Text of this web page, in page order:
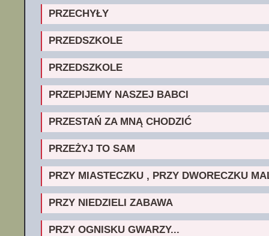
PRZECHYŁY
PRZEDSZKOLE
PRZEDSZKOLE
PRZEPIJEMY NASZEJ BABCI
PRZESTAŃ ZA MNĄ CHODZIĆ
PRZEŻYJ TO SAM
PRZY MIASTECZKU , PRZY DWORECZKU
PRZY NIEDZIELI ZABAWA
PRZY OGNISKU GWARZY...